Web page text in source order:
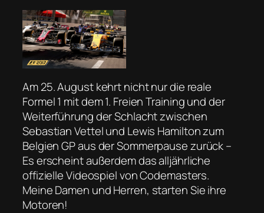
Am 25. August kehrt nicht nur die reale
Formel 1 mit dem 1. Freien Training und der
Weiterführung der Schlacht zwischen
Sebastian Vettel und Lewis Hamilton zum
Belgien GP aus der Sommerpause zurück –
Es erscheint außerdem das alljährliche
offizielle Videospiel von Codemasters.
Meine Damen und Herren, starten Sie ihre
Motoren!